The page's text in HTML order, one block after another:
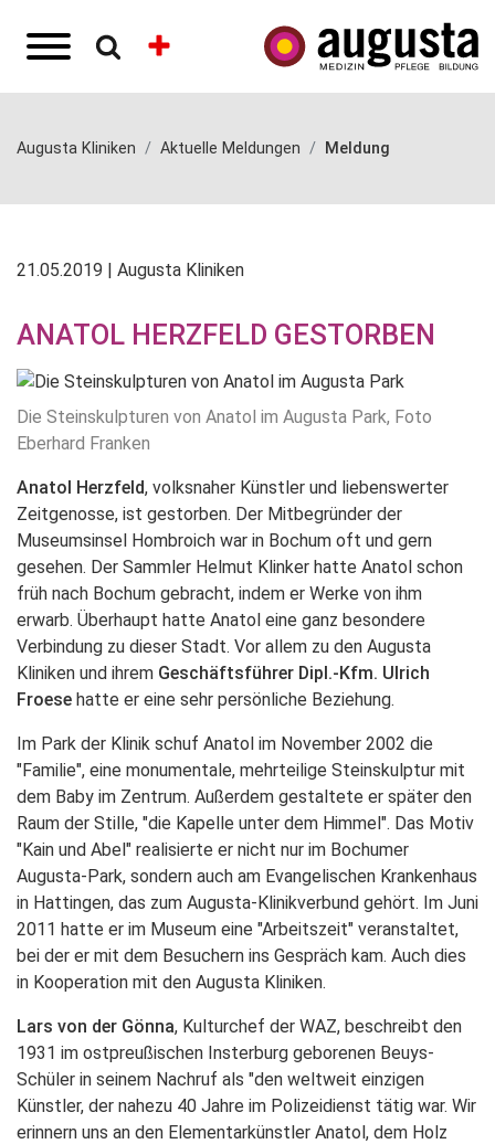
Augusta Kliniken Aktuelle Meldungen Meldung
21.05.2019 | Augusta Kliniken
ANATOL HERZFELD GESTORBEN
Die Steinskulpturen von Anatol im Augusta Park, Foto
Eberhard Franken
Anatol Herzfeld, volksnaher Künstler und liebenswerter
Zeitgenosse, ist gestorben. Der Mitbegründer der
Museumsinsel Hombroich war in Bochum oft und gern
gesehen. Der Sammler Helmut Klinker hatte Anatol schon
früh nach Bochum gebracht, indem er Werke von ihm
erwarb. Überhaupt hatte Anatol eine ganz besondere
Verbindung zu dieser Stadt. Vor allem zu den Augusta
Kliniken und ihrem Geschäftsführer Dipl.-Kfm. Ulrich
Froese hatte er eine sehr persönliche Beziehung.
Im Park der Klinik schuf Anatol im November 2002 die
"Familie", eine monumentale, mehrteilige Steinskulptur mit
dem Baby im Zentrum. Außerdem gestaltete er später den
Raum der Stille, "die Kapelle unter dem Himmel". Das Motiv
"Kain und Abel" realisierte er nicht nur im Bochumer
Augusta-Park, sondern auch am Evangelischen Krankenhaus
in Hattingen, das zum Augusta-Klinikverbund gehört. Im Juni
2011 hatte er im Museum eine "Arbeitszeit" veranstaltet,
bei der er mit dem Besuchern ins Gespräch kam. Auch dies
in Kooperation mit den Augusta Kliniken.
Lars von der Gönna, Kulturchef der WAZ, beschreibt den
1931 im ostpreußischen Insterburg geborenen Beuys-
Schüler in seinem Nachruf als "den weltweit einzigen
Künstler, der nahezu 40 Jahre im Polizeidienst tätig war. Wir
erinnern uns an den Elementarkünstler Anatol, dem Holz